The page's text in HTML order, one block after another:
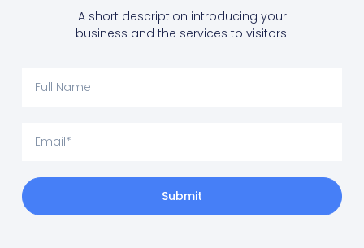
A short description introducing your
business and the services to visitors.
Submit